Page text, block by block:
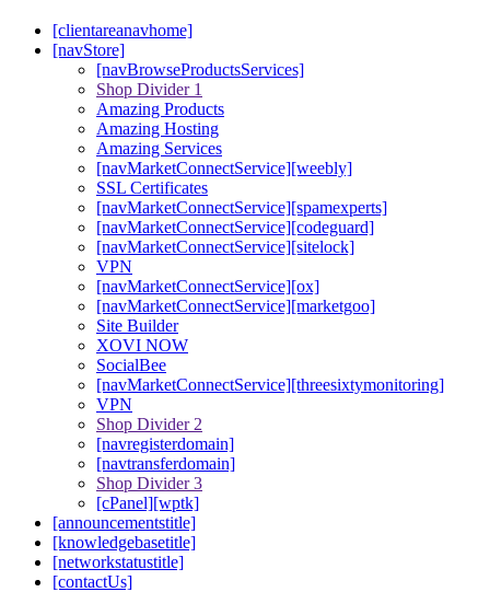
[clientareanavhome]
[navStore]
[navBrowseProductsServices]
Shop Divider 1
Amazing Products
Amazing Hosting
Amazing Services
[navMarketConnectService][weebly]
SSL Certificates
[navMarketConnectService][spamexperts]
[navMarketConnectService][codeguard]
[navMarketConnectService][sitelock]
VPN
[navMarketConnectService][ox]
[navMarketConnectService][marketgoo]
Site Builder
XOVI NOW
SocialBee
[navMarketConnectService][threesixtymonitoring]
VPN
Shop Divider 2
[navregisterdomain]
[navtransferdomain]
Shop Divider 3
[cPanel][wptk]
[announcementstitle]
[knowledgebasetitle]
[networkstatustitle]
[contactUs]